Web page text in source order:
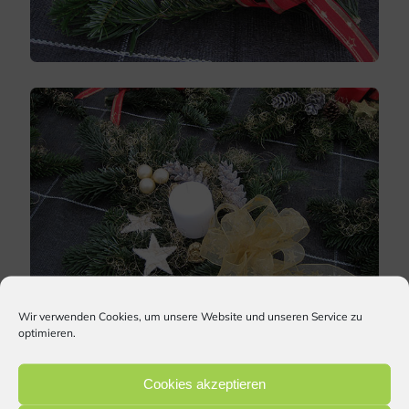
Wir verwenden Cookies, um unsere Website und unseren Service zu
optimieren.
Cookies akzeptieren